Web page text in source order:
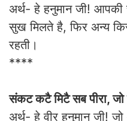
अर्थ- हे हनुमान जी!
सुख मिलते है, फिर अन्य
रहती।
****
संकट कटै मिटै सब पीरा,
अर्थ- हे वीर हनुमान जी!